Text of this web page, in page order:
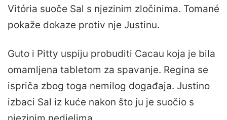
Vitória suoče Sal s njezinim zločinima. Tomané
pokaže dokaze protiv nje Justinu.
Guto i Pitty uspiju probuditi Cacau koja je bila
omamljena tabletom za spavanje. Regina se
ispriča zbog toga nemilog događaja. Justino
izbaci Sal iz kuće nakon što ju je suočio s